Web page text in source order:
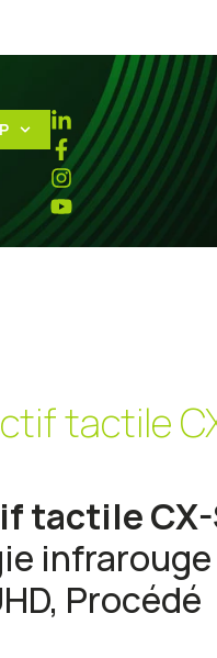
tactile
tactile CX-
Procédé